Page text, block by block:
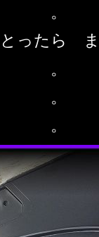
。
ったら
。
。
。